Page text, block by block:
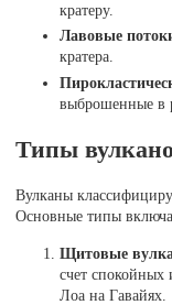
кратеру.
Лавовые
кратера.
выброшенные в
Типы
Вулканы
Основные типы
Щитовые
счет
Лоа на Гавайях.